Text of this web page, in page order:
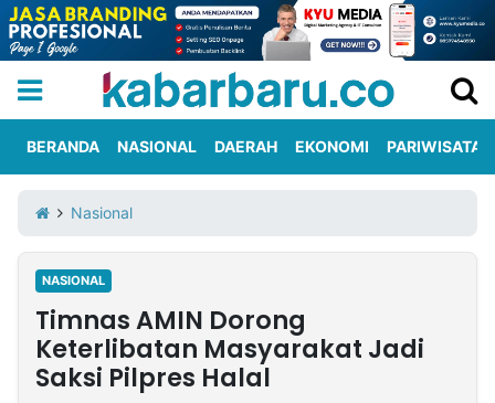
Iklan
Berita
Kami
Nasional
International
Olahraga
Entertainment
Daerah
Pariwisata
Kuliner
Kolom
BERANDA NASIONAL DAERAH EKONOMI PARIWISATA
Nasional
NASIONAL
Timnas AMIN Dorong
Keterlibatan Masyarakat Jadi
Saksi Pilpres Halal